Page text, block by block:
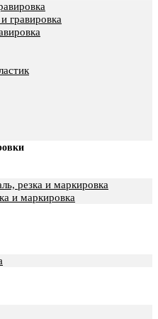
гравировка
резка и маркировка
и маркировка